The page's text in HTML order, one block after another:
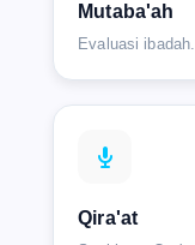
Mutaba'ah
Evaluasi ibadah.
Qira'at